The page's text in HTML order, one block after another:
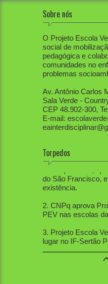
Sobre nós
O Projeto Escola
social de
pedagógica e
comunidades no
problemas
Av. Antônio Carlos
Sala Verde -
CEP 48.902-300,
E-mail:
Torpedos
1. PEV já mobilizou
80 mil pessoas,
do São Francisco,
existência.
PEV nas escolas
lugar no IF-Sertão
Edital de Extensão.
4. PEV aprovou 12